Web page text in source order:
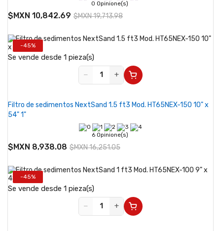
0 Opinione(s)
$MXN 10,842.69 $MXN 19,713.98
-45%
Se vende desde 1 pieza(s)
−
+
Filtro de sedimentos NextSand 1.5 ft3 Mod. HT65NEX-150 10" x
54" 1"
6 Opinione(s)
$MXN 8,938.08 $MXN 16,251.05
-45%
Se vende desde 1 pieza(s)
−
+